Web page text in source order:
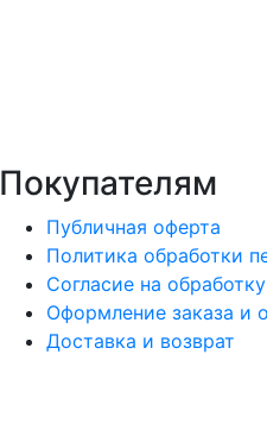
Покупателям
Публичная оферта
Политика обработки
Согласие на
Оформление заказа и
Доставка и возврат